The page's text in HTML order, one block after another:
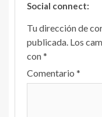
Social connect:
Tu dirección de
publicada. Los
con*
Comentario *